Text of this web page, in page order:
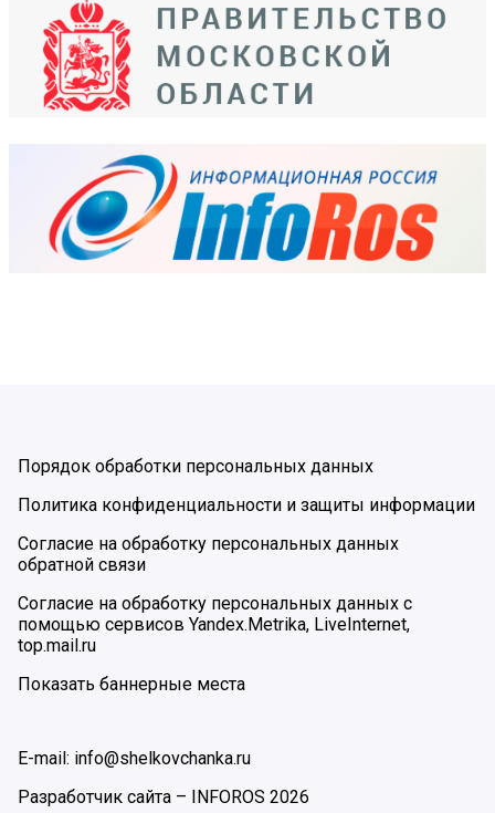
Порядок обработки персональных данных
Политика конфиденциальности и защиты информации
Согласие на обработку персональных данных
обратной связи
Согласие на обработку персональных данных с
помощью сервисов Yandex.Metrika, LiveInternet,
top.mail.ru
Показать баннерные места
E-mail: info@shelkovchanka.ru
Разработчик сайта –
INFOROS 2026